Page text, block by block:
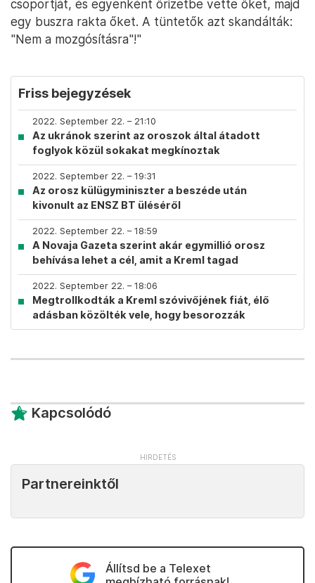
csoportját, és egyenként őrizetbe vette őket, majd
egy buszra rakta őket. A tüntetők azt skandálták:
"Nem a mozgósításra"!"
Friss bejegyzések
2022. September 22. – 21:10
Az ukránok szerint az oroszok által átadott
foglyok közül sokakat megkínoztak
2022. September 22. – 19:31
Az orosz külügyminiszter a beszéde után
kivonult az ENSZ BT üléséről
2022. September 22. – 18:59
A Novaja Gazeta szerint akár egymillió orosz
behívása lehet a cél, amit a Kreml tagad
2022. September 22. – 18:06
Megtrollkodták a Kreml szóvivőjének fiát, élő
adásban közölték vele, hogy besorozzák
Kapcsolódó
Partnereinktől
Állítsd be a Telexet